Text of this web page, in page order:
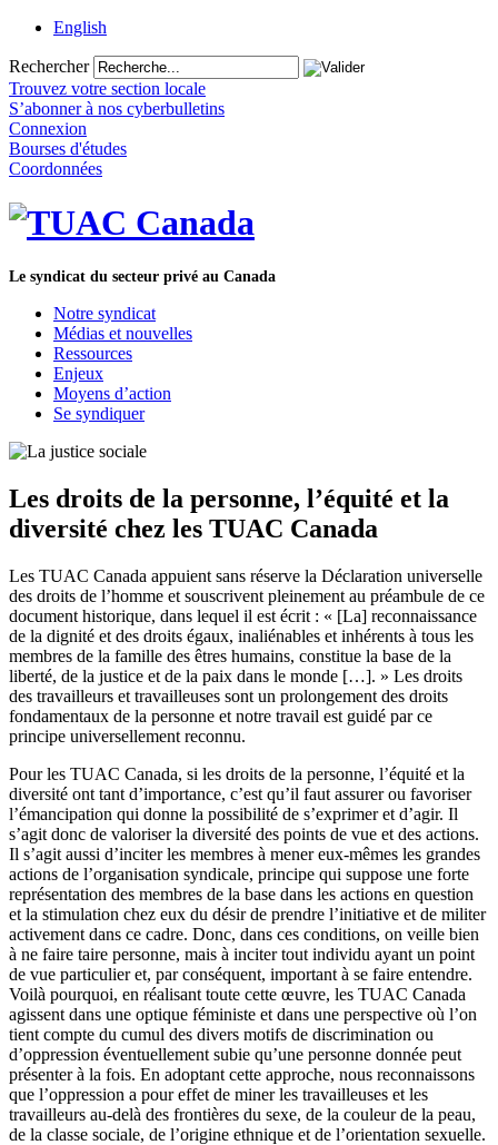
English
Rechercher
Trouvez votre section locale
S’abonner à nos cyberbulletins
Connexion
Bourses d'études
Coordonnées
Le syndicat du secteur privé au Canada
Notre syndicat
Médias et nouvelles
Ressources
Enjeux
Moyens d’action
Se syndiquer
Les droits de la personne, l’équité et la
diversité chez les TUAC Canada
Les TUAC Canada appuient sans réserve la Déclaration universelle
des droits de l’homme et souscrivent pleinement au préambule de ce
document historique, dans lequel il est écrit : « [La] reconnaissance
de la dignité et des droits égaux, inaliénables et inhérents à tous les
membres de la famille des êtres humains, constitue la base de la
liberté, de la justice et de la paix dans le monde […]. » Les droits
des travailleurs et travailleuses sont un prolongement des droits
fondamentaux de la personne et notre travail est guidé par ce
principe universellement reconnu.
Pour les TUAC Canada, si les droits de la personne, l’équité et la
diversité ont tant d’importance, c’est qu’il faut assurer ou favoriser
l’émancipation qui donne la possibilité de s’exprimer et d’agir. Il
s’agit donc de valoriser la diversité des points de vue et des actions.
Il s’agit aussi d’inciter les membres à mener eux-mêmes les grandes
actions de l’organisation syndicale, principe qui suppose une forte
représentation des membres de la base dans les actions en question
et la stimulation chez eux du désir de prendre l’initiative et de militer
activement dans ce cadre. Donc, dans ces conditions, on veille bien
à ne faire taire personne, mais à inciter tout individu ayant un point
de vue particulier et, par conséquent, important à se faire entendre.
Voilà pourquoi, en réalisant toute cette œuvre, les TUAC Canada
agissent dans une optique féministe et dans une perspective où l’on
tient compte du cumul des divers motifs de discrimination ou
d’oppression éventuellement subie qu’une personne donnée peut
présenter à la fois. En adoptant cette approche, nous reconnaissons
que l’oppression a pour effet de miner les travailleuses et les
travailleurs au-delà des frontières du sexe, de la couleur de la peau,
de la classe sociale, de l’origine ethnique et de l’orientation sexuelle.